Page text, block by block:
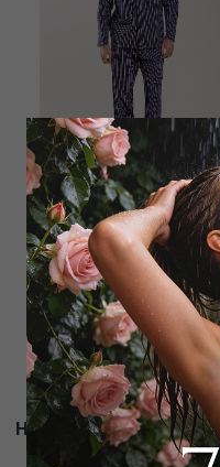
AMBASSADOR
Пижама рубашка / брюки
11 250₽ 25 000
Новости и акции